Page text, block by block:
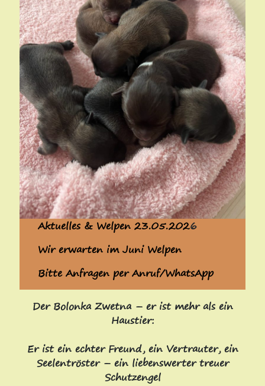
Aktuelles & Welpen 23.05.2026
Wir erwarten im Juni Welpen
Bitte Anfragen per Anruf/WhatsApp
Der Bolonka Zwetna – er ist mehr als ein
Haustier:
Er ist ein echter Freund, ein Vertrauter, ein
Seelentröster – ein liebenswerter treuer
Schutzengel